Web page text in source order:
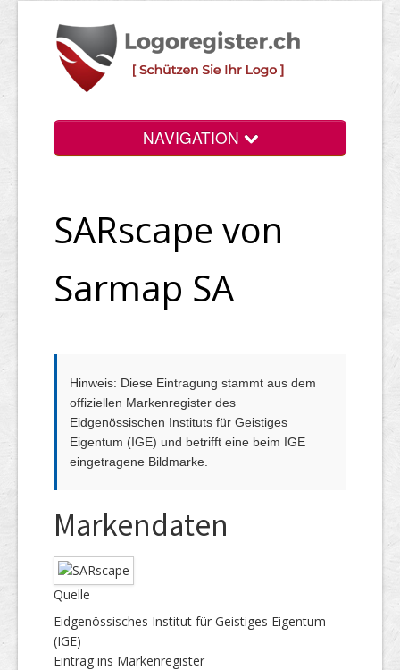
NAVIGATION
Login
Preise
SARscape von
Sarmap SA
Hinweis: Diese Eintragung stammt aus dem
offiziellen Markenregister des
Eidgenössischen Instituts für Geistiges
Eigentum (IGE) und betrifft eine beim IGE
eingetragene Bildmarke.
Markendaten
Quelle
Eidgenössisches Institut für Geistiges Eigentum
(IGE)
Eintrag ins Markenregister